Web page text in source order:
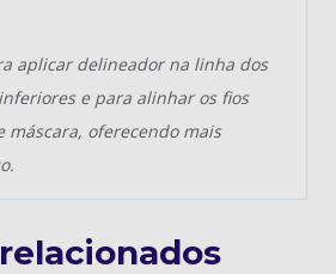
aplicar delineador na linha dos
e para alinhar os fios
máscara, oferecendo mais